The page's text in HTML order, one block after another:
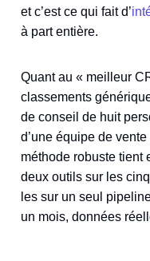
et c’est ce qui fait d’
à part entière.
Quant au « meilleur
classements
de conseil de huit
d’une équipe de
méthode robuste tient
deux outils sur les
les sur un seul
un mois, données